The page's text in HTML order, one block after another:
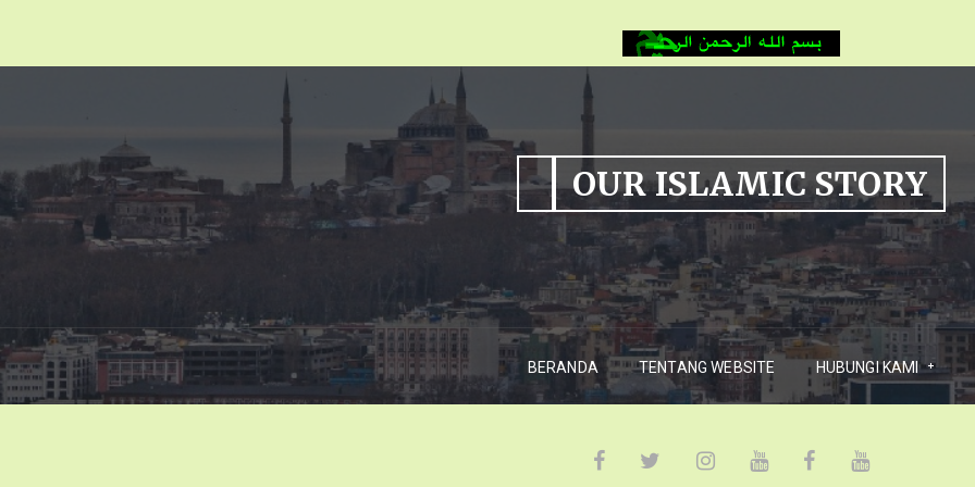
OUR ISLAMIC STORY
BERANDA TENTANG WEBSITE HUBUNGI KAMI